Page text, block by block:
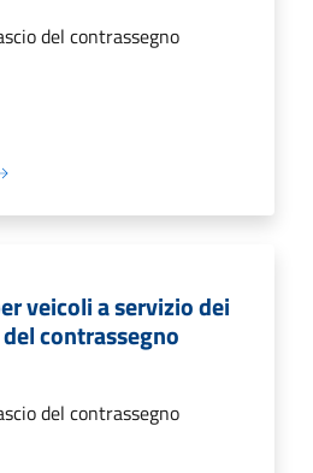
del contrassegno
veicoli a servizio dei
contrassegno
del contrassegno